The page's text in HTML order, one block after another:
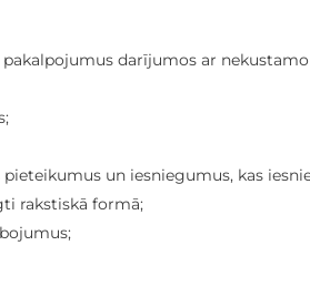
darījumos ar nekustamo
un iesniegumus, kas
rakstiskā formā;